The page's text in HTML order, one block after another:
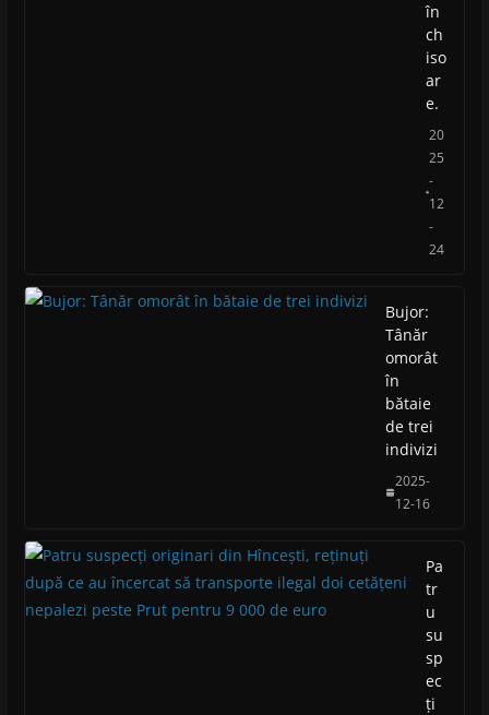
în
ch
iso
ar
e.
20
25
-
12
-
24
Bujor:
Tânăr
omorât
în
bătaie
de trei
indivizi
2025-
12-16
Pa
tr
u
su
sp
ec
ți